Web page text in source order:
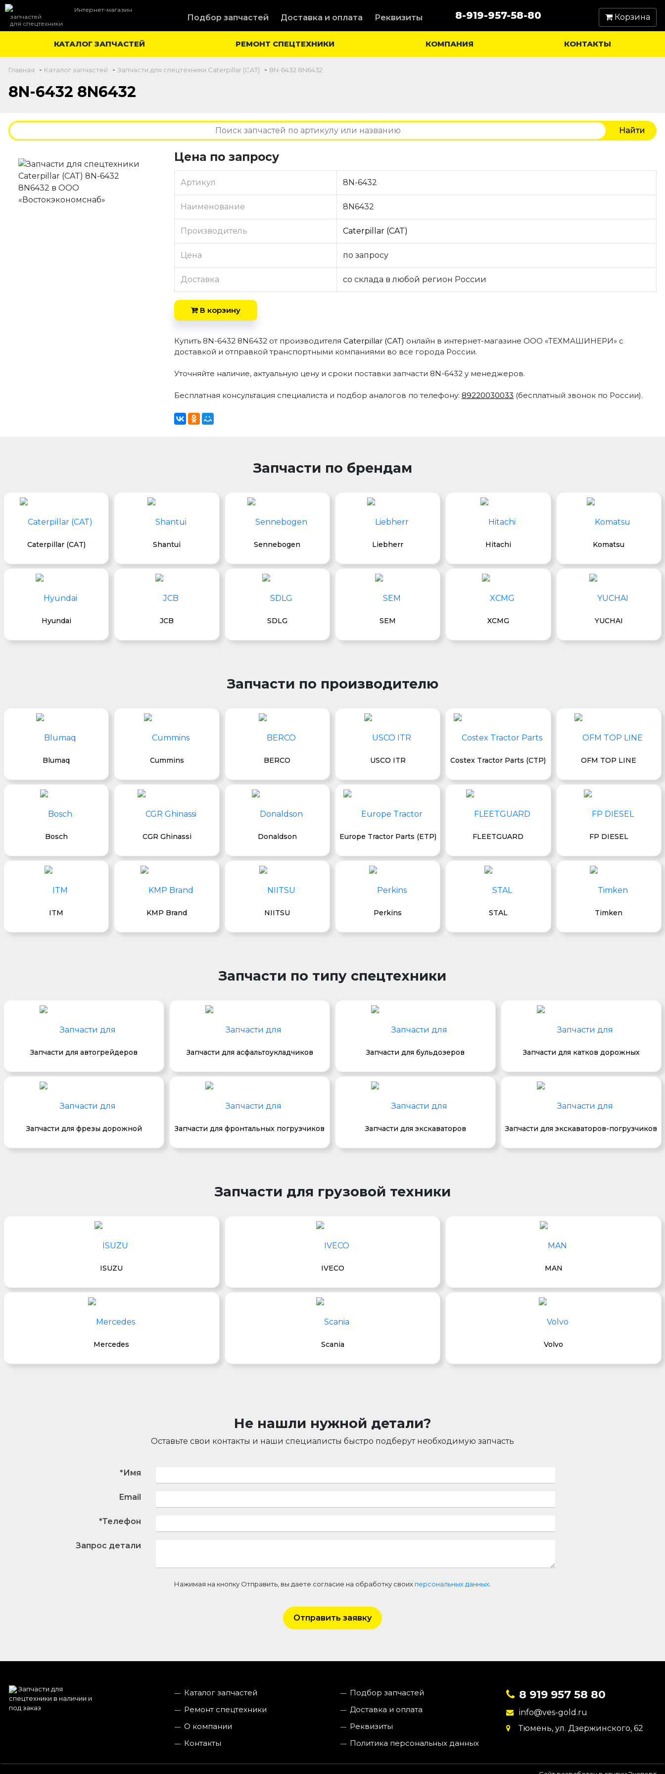
Интернет-магазин
запчастей
для спецтехники
Подбор запчастей Доставка и оплата Реквизиты 8-919-957-58-80 Корзина
КАТАЛОГ ЗАПЧАСТЕЙ РЕМОНТ СПЕЦТЕХНИКИ КОМПАНИЯ КОНТАКТЫ
Главная - Каталог запчастей - Запчасти для спецтехники Caterpillar (CAT) - 8N-6432 8N6432
8N-6432 8N6432
Цена по запросу
Артикул 8N-6432
Наименование 8N6432
Производитель Caterpillar (CAT)
Цена по запросу
Доставка со склада в любой регион России
В корзину
Купить 8N-6432 8N6432 от производителя Caterpillar (CAT) онлайн в интернет-магазине ООО «ТЕХМАШИНЕРИ» с
доставкой и отправкой транспортными компаниями во все города России.
Уточняйте наличие, актуальную цену и сроки поставки запчасти 8N-6432 у менеджеров.
Бесплатная консультация специалиста и подбор аналогов по телефону: 89220030033 (бесплатный звонок по России).
Запчасти по брендам
Caterpillar (CAT) Shantui Sennebogen Liebherr Hitachi Komatsu
Hyundai JCB SDLG SEM XCMG YUCHAI
Запчасти по производителю
Blumaq Cummins BERCO USCO ITR Costex Tractor Parts (CTP) OFM TOP LINE
Bosch CGR Ghinassi Donaldson Europe Tractor Parts (ETP) FLEETGUARD FP DIESEL
ITM KMP Brand NIITSU Perkins STAL Timken
Запчасти по типу спецтехники
Запчасти для автогрейдеров Запчасти для асфальтоукладчиков Запчасти для бульдозеров Запчасти для катков дорожных
Запчасти для фрезы дорожной Запчасти для фронтальных погрузчиков Запчасти для экскаваторов Запчасти для экскаваторов-погрузчиков
Запчасти для грузовой техники
ISUZU IVECO MAN
Mercedes Scania Volvo
Не нашли нужной детали?
Оставьте свои контакты и наши специалисты быстро подберут необходимую запчасть
*Имя
Email
*Телефон
Запрос детали
Нажимая на кнопку Отправить, вы даете согласие на обработку своих персональных данных.
Отправить заявку
Запчасти для
спецтехники в наличии и
под заказ
Каталог запчастей
Ремонт спецтехники
О компании
Контакты
Подбор запчастей
Доставка и оплата
Реквизиты
Политика персональных данных
8 919 957 58 80
info@ves-gold.ru
Тюмень, ул. ​Дзержинского, 62